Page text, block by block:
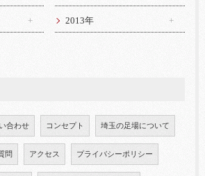
2013年
合わせ コンセプト 埼玉の足場について
問 アクセス プライバシーポリシー